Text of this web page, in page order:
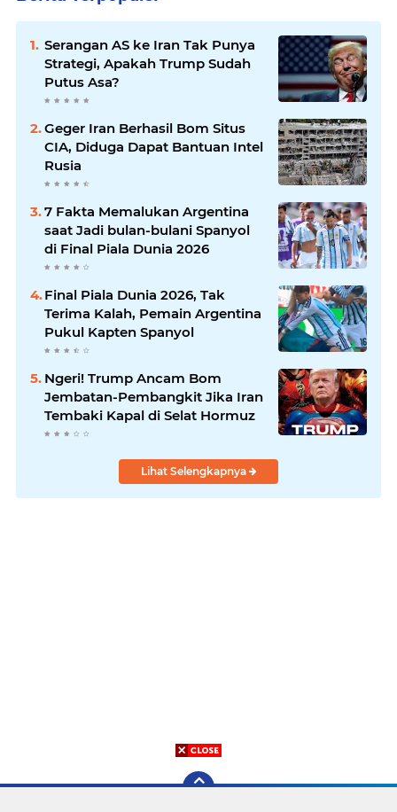
Serangan AS ke Iran Tak Punya
Strategi, Apakah Trump Sudah
Putus Asa?
Geger Iran Berhasil Bom Situs
CIA, Diduga Dapat Bantuan Intel
Rusia
7 Fakta Memalukan Argentina
saat Jadi bulan-bulani Spanyol
di Final Piala Dunia 2026
Final Piala Dunia 2026, Tak
Terima Kalah, Pemain Argentina
Pukul Kapten Spanyol
Ngeri! Trump Ancam Bom
Jembatan-Pembangkit Jika Iran
Tembaki Kapal di Selat Hormuz
Lihat Selengkapnya